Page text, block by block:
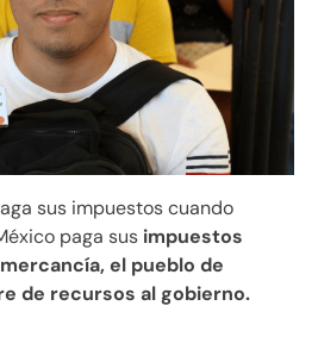
sus impuestos cuando
paga sus impuestos
el pueblo de
de recursos al gobierno.